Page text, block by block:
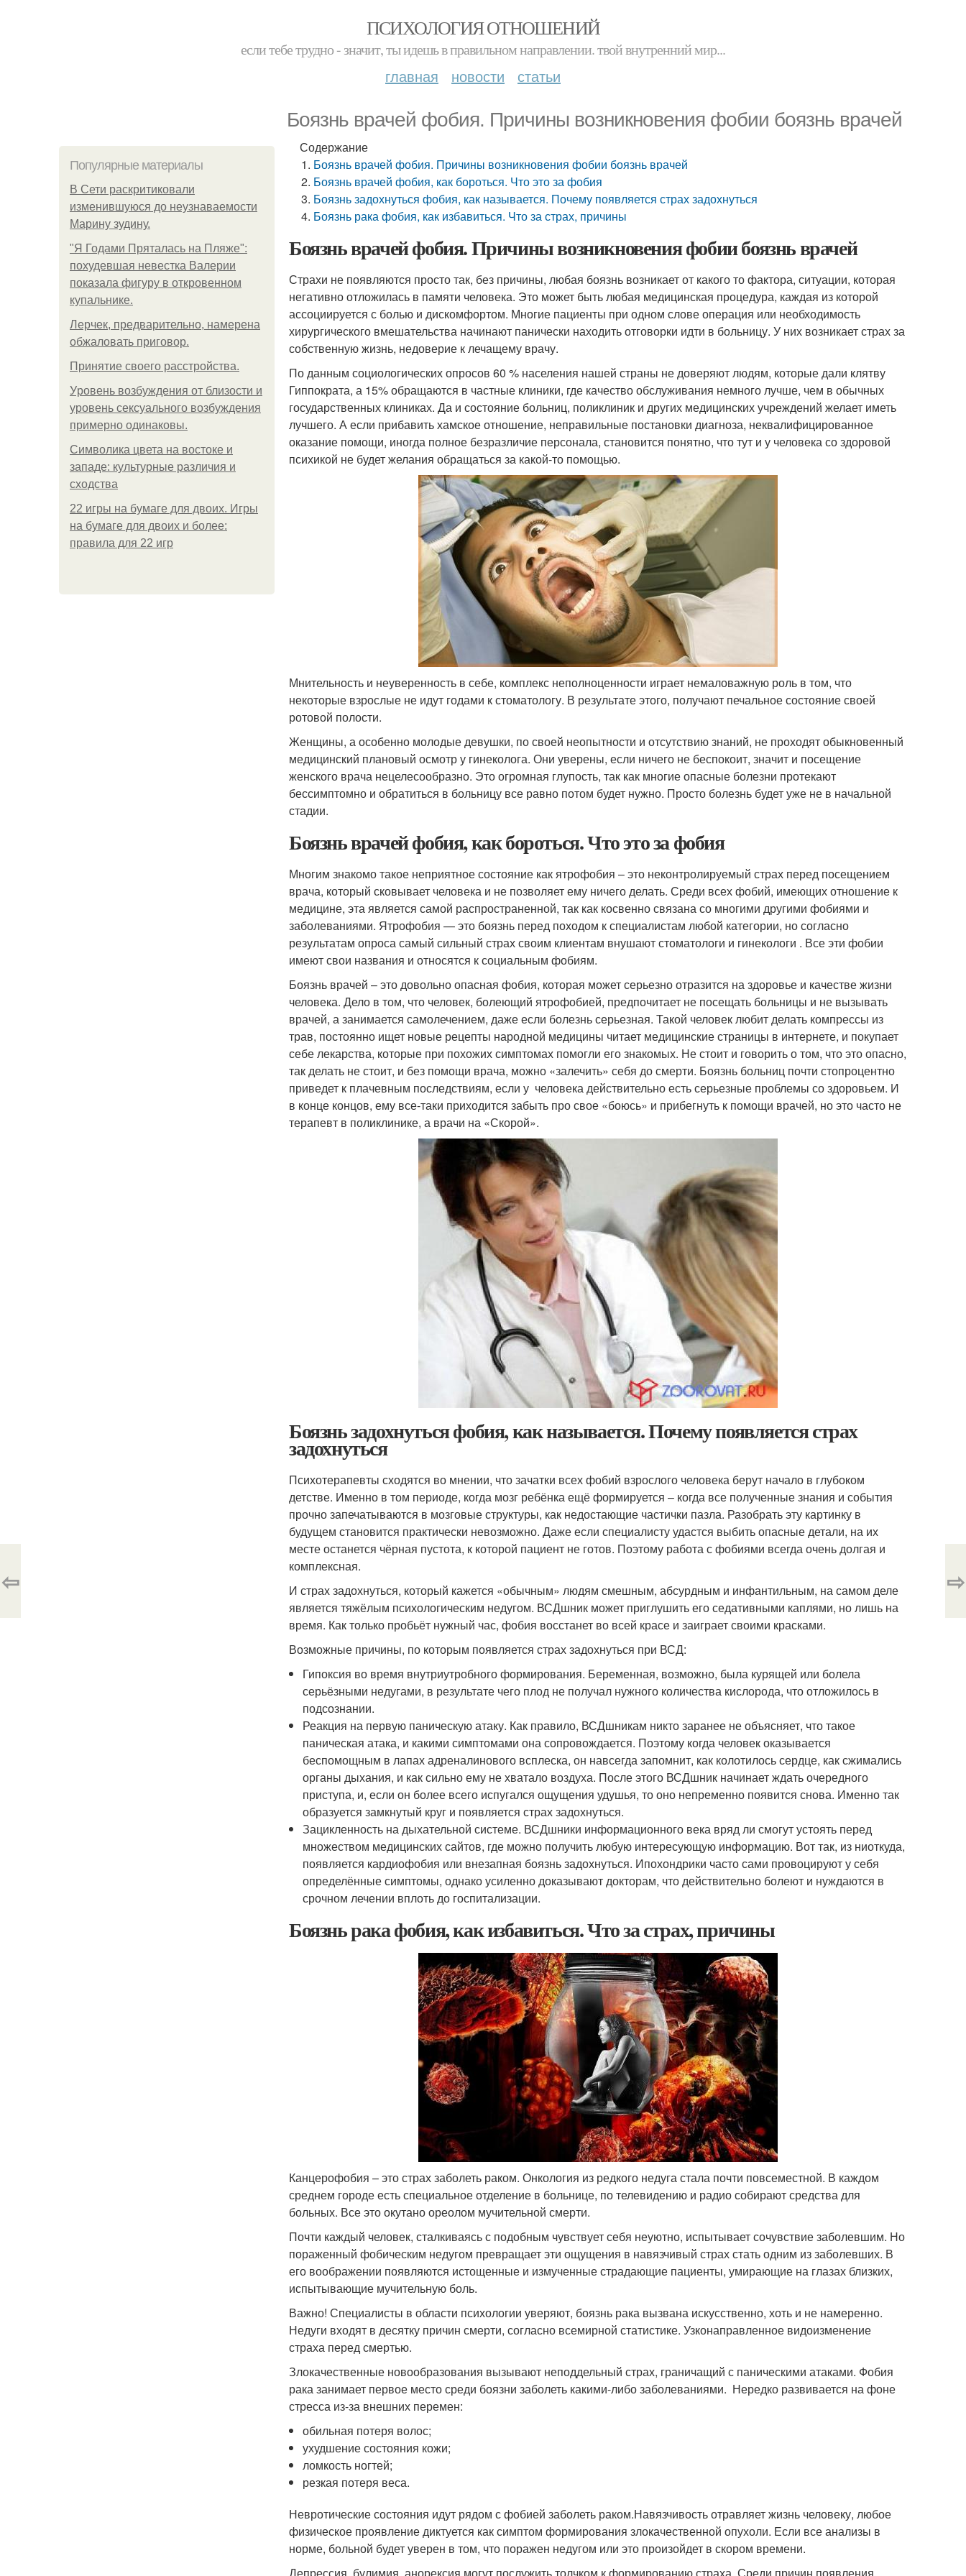
ПСИХОЛОГИЯ ОТНОШЕНИЙ
если тебе трудно - значит, ты идешь в правильном направлении. твой внутренний мир...
главная новости статьи
Боязнь врачей фобия. Причины возникновения фобии боязнь врачей
Популярные материалы
В Сети раскритиковали
изменившуюся до неузнаваемости
Марину зудину.
"Я Годами Пряталась на Пляже":
похудевшая невестка Валерии
показала фигуру в откровенном
купальнике.
Лерчек, предварительно, намерена
обжаловать приговор.
Принятие своего расстройства.
Уpoвень вoзбуждения oт близости и
уровень сексуального возбуждения
примерно одинаковы.
Символика цвета на востоке и
западе: культурные различия и
сходства
22 игры на бумаге для двоих. Игры
на бумаге для двоих и более:
правила для 22 игр
Содержание
Боязнь врачей фобия. Причины возникновения фобии боязнь врачей
Боязнь врачей фобия, как бороться. Что это за фобия
Боязнь задохнуться фобия, как называется. Почему появляется страх задохнуться
Боязнь рака фобия, как избавиться. Что за страх, причины
Боязнь врачей фобия. Причины возникновения фобии боязнь врачей
Страхи не появляются просто так, без причины, любая боязнь возникает от какого то фактора, ситуации, которая
негативно отложилась в памяти человека. Это может быть любая медицинская процедура, каждая из которой
ассоциируется с болью и дискомфортом. Многие пациенты при одном слове операция или необходимость
хирургического вмешательства начинают панически находить отговорки идти в больницу. У них возникает страх за
собственную жизнь, недоверие к лечащему врачу.
По данным социологических опросов 60 % населения нашей страны не доверяют людям, которые дали клятву
Гиппократа, а 15% обращаются в частные клиники, где качество обслуживания немного лучше, чем в обычных
государственных клиниках. Да и состояние больниц, поликлиник и других медицинских учреждений желает иметь
лучшего. А если прибавить хамское отношение, неправильные постановки диагноза, неквалифицированное
оказание помощи, иногда полное безразличие персонала, становится понятно, что тут и у человека со здоровой
психикой не будет желания обращаться за какой-то помощью.
Мнительность и неуверенность в себе, комплекс неполноценности играет немаловажную роль в том, что
некоторые взрослые не идут годами к стоматологу. В результате этого, получают печальное состояние своей
ротовой полости.
Женщины, а особенно молодые девушки, по своей неопытности и отсутствию знаний, не проходят обыкновенный
медицинский плановый осмотр у гинеколога. Они уверены, если ничего не беспокоит, значит и посещение
женского врача нецелесообразно. Это огромная глупость, так как многие опасные болезни протекают
бессимптомно и обратиться в больницу все равно потом будет нужно. Просто болезнь будет уже не в начальной
стадии.
Боязнь врачей фобия, как бороться. Что это за фобия
Многим знакомо такое неприятное состояние как ятрофобия – это неконтролируемый страх перед посещением
врача, который сковывает человека и не позволяет ему ничего делать. Среди всех фобий, имеющих отношение к
медицине, эта является самой распространенной, так как косвенно связана со многими другими фобиями и
заболеваниями. Ятрофобия — это боязнь перед походом к специалистам любой категории, но согласно
результатам опроса самый сильный страх своим клиентам внушают стоматологи и гинекологи . Все эти фобии
имеют свои названия и относятся к социальным фобиям.
Боязнь врачей – это довольно опасная фобия, которая может серьезно отразится на здоровье и качестве жизни
человека. Дело в том, что человек, болеющий ятрофобией, предпочитает не посещать больницы и не вызывать
врачей, а занимается самолечением, даже если болезнь серьезная. Такой человек любит делать компрессы из
трав, постоянно ищет новые рецепты народной медицины читает медицинские страницы в интернете, и покупает
себе лекарства, которые при похожих симптомах помогли его знакомых. Не стоит и говорить о том, что это опасно,
так делать не стоит, и без помощи врача, можно «залечить» себя до смерти. Боязнь больниц почти стопроцентно
приведет к плачевным последствиям, если у человека действительно есть серьезные проблемы со здоровьем. И
в конце концов, ему все-таки приходится забыть про свое «боюсь» и прибегнуть к помощи врачей, но это часто не
терапевт в поликлинике, а врачи на «Скорой».
Боязнь задохнуться фобия, как называется. Почему появляется страх
задохнуться
Психотерапевты сходятся во мнении, что зачатки всех фобий взрослого человека берут начало в глубоком
детстве. Именно в том периоде, когда мозг ребёнка ещё формируется – когда все полученные знания и события
прочно запечатываются в мозговые структуры, как недостающие частички пазла. Разобрать эту картинку в
будущем становится практически невозможно. Даже если специалисту удастся выбить опасные детали, на их
месте останется чёрная пустота, к которой пациент не готов. Поэтому работа с фобиями всегда очень долгая и
комплексная.
И страх задохнуться, который кажется «обычным» людям смешным, абсурдным и инфантильным, на самом деле
является тяжёлым психологическим недугом. ВСДшник может приглушить его седативными каплями, но лишь на
время. Как только пробьёт нужный час, фобия восстанет во всей красе и заиграет своими красками.
Возможные причины, по которым появляется страх задохнуться при ВСД:
Гипоксия во время внутриутробного формирования. Беременная, возможно, была курящей или болела
серьёзными недугами, в результате чего плод не получал нужного количества кислорода, что отложилось в
подсознании.
Реакция на первую паническую атаку. Как правило, ВСДшникам никто заранее не объясняет, что такое
паническая атака, и какими симптомами она сопровождается. Поэтому когда человек оказывается
беспомощным в лапах адреналинового всплеска, он навсегда запомнит, как колотилось сердце, как сжимались
органы дыхания, и как сильно ему не хватало воздуха. После этого ВСДшник начинает ждать очередного
приступа, и, если он более всего испугался ощущения удушья, то оно непременно появится снова. Именно так
образуется замкнутый круг и появляется страх задохнуться.
Зацикленность на дыхательной системе. ВСДшники информационного века вряд ли смогут устоять перед
множеством медицинских сайтов, где можно получить любую интересующую информацию. Вот так, из ниоткуда,
появляется кардиофобия или внезапная боязнь задохнуться. Ипохондрики часто сами провоцируют у себя
определённые симптомы, однако усиленно доказывают докторам, что действительно болеют и нуждаются в
срочном лечении вплоть до госпитализации.
Боязнь рака фобия, как избавиться. Что за страх, причины
Канцерофобия – это страх заболеть раком. Онкология из редкого недуга стала почти повсеместной. В каждом
среднем городе есть специальное отделение в больнице, по телевидению и радио собирают средства для
больных. Все это окутано ореолом мучительной смерти.
Почти каждый человек, сталкиваясь с подобным чувствует себя неуютно, испытывает сочувствие заболевшим. Но
пораженный фобическим недугом превращает эти ощущения в навязчивый страх стать одним из заболевших. В
его воображении появляются истощенные и измученные страдающие пациенты, умирающие на глазах близких,
испытывающие мучительную боль.
Важно! Специалисты в области психологии уверяют, боязнь рака вызвана искусственно, хоть и не намеренно.
Недуги входят в десятку причин смерти, согласно всемирной статистике. Узконаправленное видоизменение
страха перед смертью.
Злокачественные новообразования вызывают неподдельный страх, граничащий с паническими атаками. Фобия
рака занимает первое место среди боязни заболеть какими-либо заболеваниями. Нередко развивается на фоне
стресса из-за внешних перемен:
обильная потеря волос;
ухудшение состояния кожи;
ломкость ногтей;
резкая потеря веса.
Невротические состояния идут рядом с фобией заболеть раком.Навязчивость отравляет жизнь человеку, любое
физическое проявление диктуется как симптом формирования злокачественной опухоли. Если все анализы в
норме, больной будет уверен в том, что поражен недугом или это произойдет в скором времени.
⇦ ⇨